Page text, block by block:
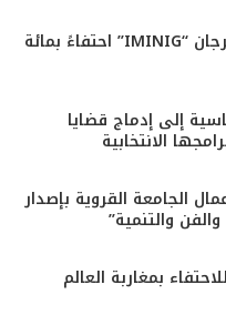
م
أكادير تحتضن الدورة الرابعة لمهرجان “IMINIG” احتفاءً بمائة
إلى إدماج قضايا
الانتخابية
الجامعة القروية بإصدار
والتنمية”
بمغاربة العالم